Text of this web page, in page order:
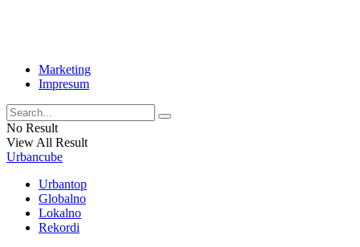
Marketing
Impresum
No Result
View All Result
Urbancube
Urbantop
Globalno
Lokalno
Rekordi